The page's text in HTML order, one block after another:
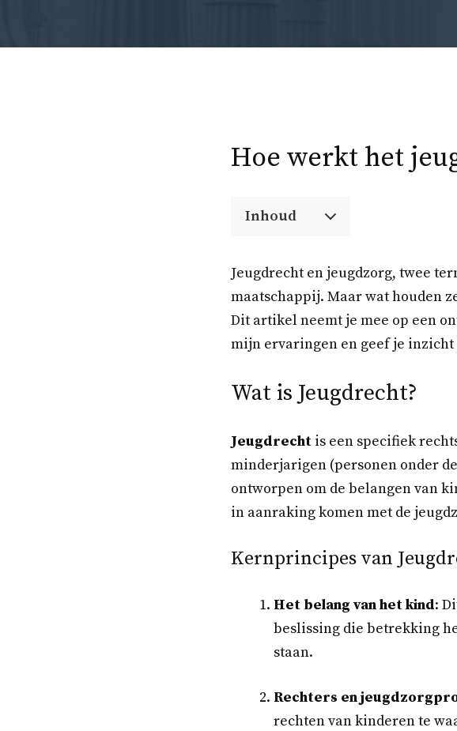
Hoe werkt het
Inhoud
Jeugdrecht en jeugdzorg, twee
maatschappij. Maar wat houden
Dit artikel neemt je mee op een
mijn ervaringen en geef je
Wat is Jeugdrecht?
Jeugdrecht is een specifiek
minderjarigen (personen onder
ontworpen om de belangen van
in aanraking komen met de
Kernprincipes van
Het belang van het kind:
beslissing die betrekking
staan.
Rechters en
rechten van kinderen te